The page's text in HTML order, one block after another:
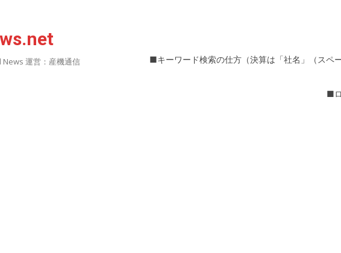
運営：産機通信
■キーワード検索の仕方（決算は「社名」（スペ
■